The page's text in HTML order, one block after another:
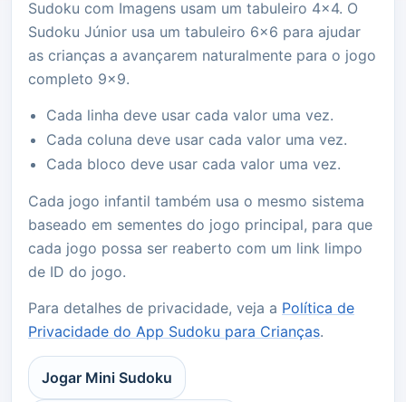
Sudoku com Imagens usam um tabuleiro 4x4. O
Sudoku Júnior usa um tabuleiro 6x6 para ajudar
as crianças a avançarem naturalmente para o jogo
completo 9x9.
Cada linha deve usar cada valor uma vez.
Cada coluna deve usar cada valor uma vez.
Cada bloco deve usar cada valor uma vez.
Cada jogo infantil também usa o mesmo sistema
baseado em sementes do jogo principal, para que
cada jogo possa ser reaberto com um link limpo
de ID do jogo.
Para detalhes de privacidade, veja a Política de
Privacidade do App Sudoku para Crianças.
Jogar Mini Sudoku